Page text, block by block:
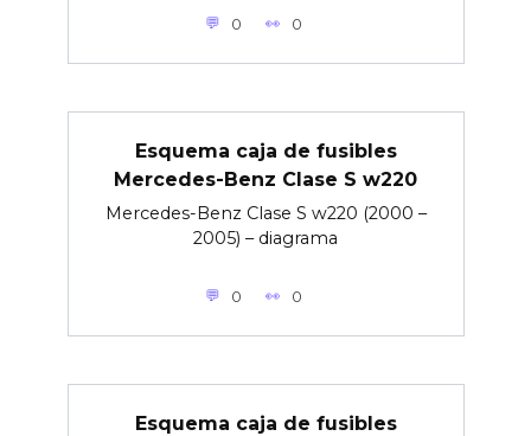
0 0
Esquema caja de fusibles
Mercedes-Benz Clase S w220
Mercedes-Benz Clase S w220 (2000 –
2005) – diagrama
0 0
Esquema caja de fusibles